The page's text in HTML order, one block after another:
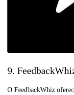
9.
O FeedbackWhiz